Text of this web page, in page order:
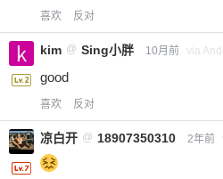
喜欢 反对
kim @ Sing小胖 10月前 via
good
喜欢 反对
凉白开 @ 18907350310 2年前